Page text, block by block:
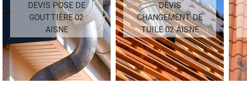
DEVIS POSE DE
GOUTTIÈRE 02
AISNE
DEVIS
CHANGEMENT DE
TUILE 02 AISNE